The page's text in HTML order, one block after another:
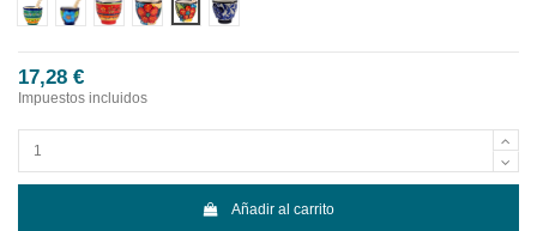
Diseño 1Diseño 2Diseño 3Diseño 4Diseño 5Diseño 6
17,28 €
Impuestos incluidos
Añadir al carrito